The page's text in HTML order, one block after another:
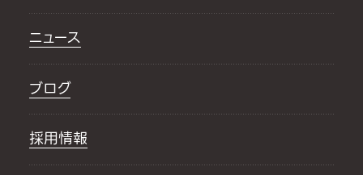
ニュース
ブログ
採用情報